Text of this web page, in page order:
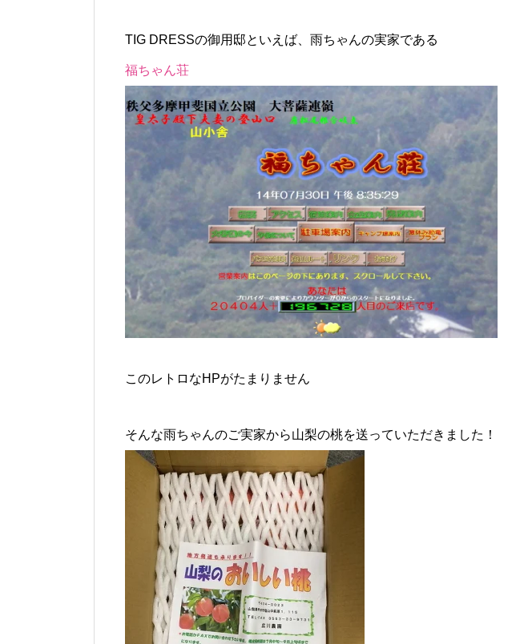
TIG DRESSの御用邸といえば、雨ちゃんの実家である
福ちゃん荘
このレトロなHPがたまりません
そんな雨ちゃんのご実家から山梨の桃を送っていただきました！